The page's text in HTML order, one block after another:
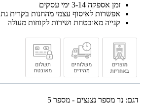
זמן אספקה 3-14 ימי עסקים
אפשרות לאיסוף עצמי מהחנות בקרית גת
קנייה מאובטחת ושירות לקוחות מעולה
דגם: נר מספר נצנצים - מספר 5